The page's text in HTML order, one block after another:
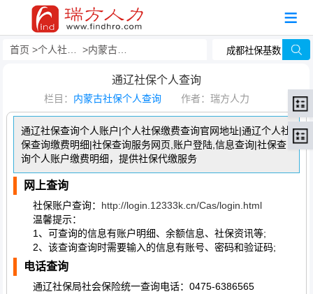
首页 个人社保查询 内蒙古社保个人查询
通辽社保个人查询
栏目： 内蒙古社保个人查询 作者：瑞方人力
通辽社保查询个人账户|个人社保缴费查询官网地址|通辽个人社
保查询缴费明细|社保查询服务网页,账户登陆,信息查询|社保查
询个人账户缴费明细，提供社保代缴服务
网上查询
社保账户查询： http://login.12333k.cn/Cas/login.html
温馨提示：
1、可查询的信息有账户明细、余额信息、社保资讯等;
2、该查询查询时需要输入的信息有账号、密码和验证码;
电话查询
通辽社保局社会保险统一查询电话：0475-6386565